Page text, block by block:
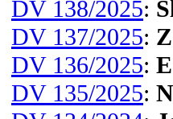
DV 138/2025:
DV 137/2025:
DV 136/2025:
DV 135/2025: